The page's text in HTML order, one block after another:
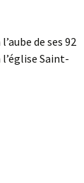
de ses 92
Saint-